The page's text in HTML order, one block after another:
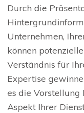
Durch die
Unternehmen,
können
Verständnis für
Expertise
es die Vorstellung
Aspekt Ihrer